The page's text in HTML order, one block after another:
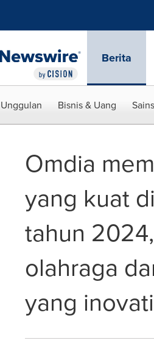
Berita
Bisnis & Uang
Omdia
yang kuat
tahun
olahraga
yang